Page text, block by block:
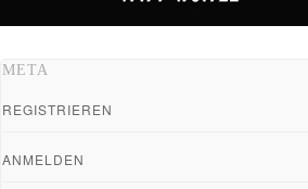
META
REGISTRIEREN
ANMELDEN